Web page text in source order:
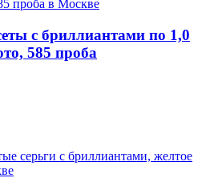
с бриллиантами по 1,0
585 проба